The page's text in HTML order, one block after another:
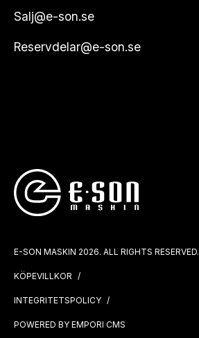
Salj@e-son.se
Reservdelar@e-son.se
E-SON MASKIN 2026. ALL RIGHTS RESERVED.
KÖPEVILLKOR
INTEGRITETSPOLICY
POWERED BY EMPORI CMS